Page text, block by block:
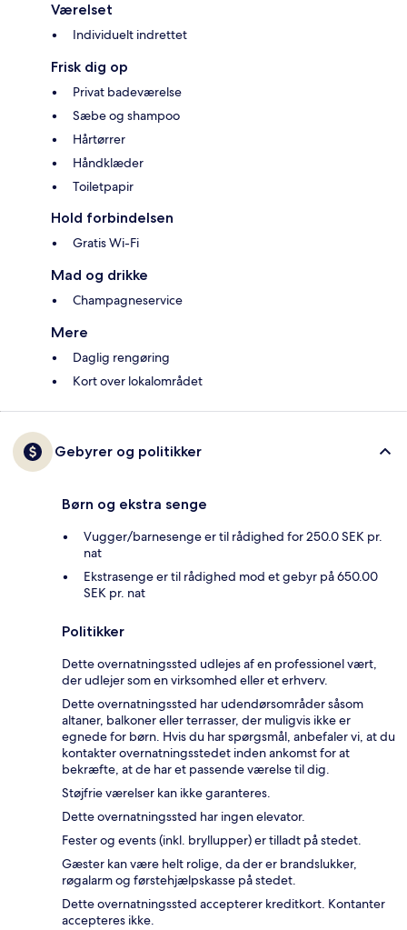
Værelset
Individuelt indrettet
Frisk dig op
Privat badeværelse
Sæbe og shampoo
Hårtørrer
Håndklæder
Toiletpapir
Hold forbindelsen
Gratis Wi-Fi
Mad og drikke
Champagneservice
Mere
Daglig rengøring
Kort over lokalområdet
Gebyrer og politikker
Børn og ekstra senge
Vugger/barnesenge er til rådighed for 250.0 SEK pr.
nat
Ekstrasenge er til rådighed mod et gebyr på 650.00
SEK pr. nat
Politikker
Dette overnatningssted udlejes af en professionel vært,
der udlejer som en virksomhed eller et erhverv.
Dette overnatningssted har udendørsområder såsom
altaner, balkoner eller terrasser, der muligvis ikke er
egnede for børn. Hvis du har spørgsmål, anbefaler vi, at du
kontakter overnatningsstedet inden ankomst for at
bekræfte, at de har et passende værelse til dig.
Støjfrie værelser kan ikke garanteres.
Dette overnatningssted har ingen elevator.
Fester og events (inkl. bryllupper) er tilladt på stedet.
Gæster kan være helt rolige, da der er brandslukker,
røgalarm og førstehjælpskasse på stedet.
Dette overnatningssted accepterer kreditkort. Kontanter
accepteres ikke.